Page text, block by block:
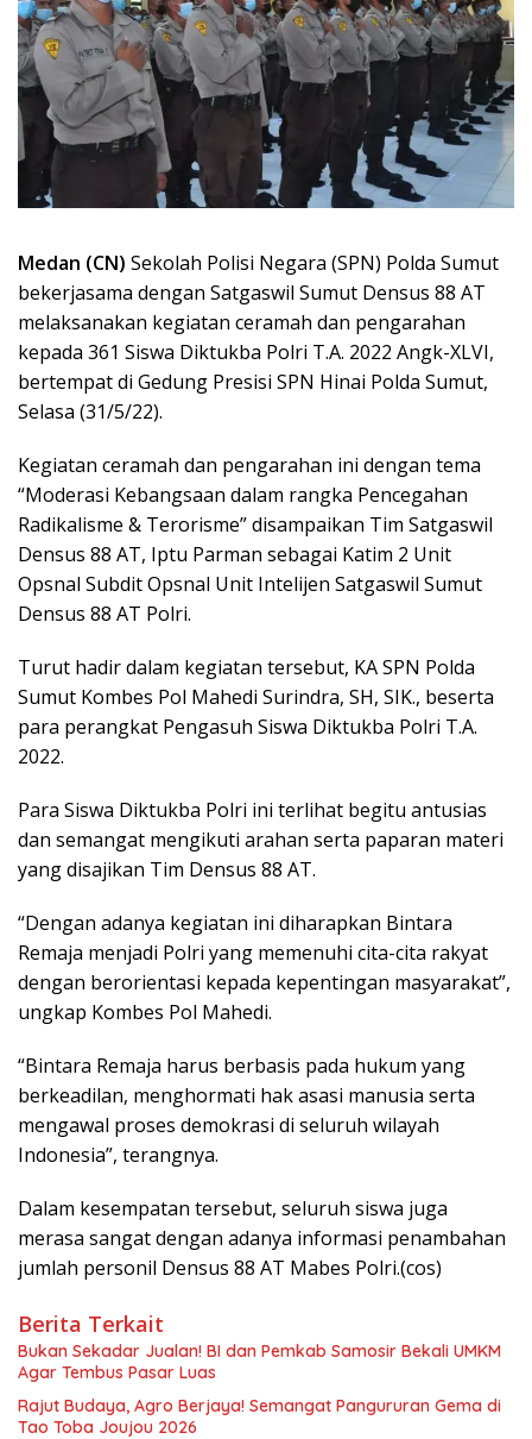
Medan (CN) Sekolah Polisi Negara (SPN) Polda Sumut
bekerjasama dengan Satgaswil Sumut Densus 88 AT
melaksanakan kegiatan ceramah dan pengarahan
kepada 361 Siswa Diktukba Polri T.A. 2022 Angk-XLVI,
bertempat di Gedung Presisi SPN Hinai Polda Sumut,
Selasa (31/5/22).
Kegiatan ceramah dan pengarahan ini dengan tema
“Moderasi Kebangsaan dalam rangka Pencegahan
Radikalisme & Terorisme” disampaikan Tim Satgaswil
Densus 88 AT, Iptu Parman sebagai Katim 2 Unit
Opsnal Subdit Opsnal Unit Intelijen Satgaswil Sumut
Densus 88 AT Polri.
Turut hadir dalam kegiatan tersebut, KA SPN Polda
Sumut Kombes Pol Mahedi Surindra, SH, SIK., beserta
para perangkat Pengasuh Siswa Diktukba Polri T.A.
2022.
Para Siswa Diktukba Polri ini terlihat begitu antusias
dan semangat mengikuti arahan serta paparan materi
yang disajikan Tim Densus 88 AT.
“Dengan adanya kegiatan ini diharapkan Bintara
Remaja menjadi Polri yang memenuhi cita-cita rakyat
dengan berorientasi kepada kepentingan masyarakat”,
ungkap Kombes Pol Mahedi.
“Bintara Remaja harus berbasis pada hukum yang
berkeadilan, menghormati hak asasi manusia serta
mengawal proses demokrasi di seluruh wilayah
Indonesia”, terangnya.
Dalam kesempatan tersebut, seluruh siswa juga
merasa sangat dengan adanya informasi penambahan
jumlah personil Densus 88 AT Mabes Polri.(cos)
Berita Terkait
Bukan Sekadar Jualan! BI dan Pemkab Samosir Bekali UMKM
Agar Tembus Pasar Luas
Rajut Budaya, Agro Berjaya! Semangat Pangururan Gema di
Tao Toba Joujou 2026